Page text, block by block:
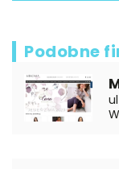
Podobne